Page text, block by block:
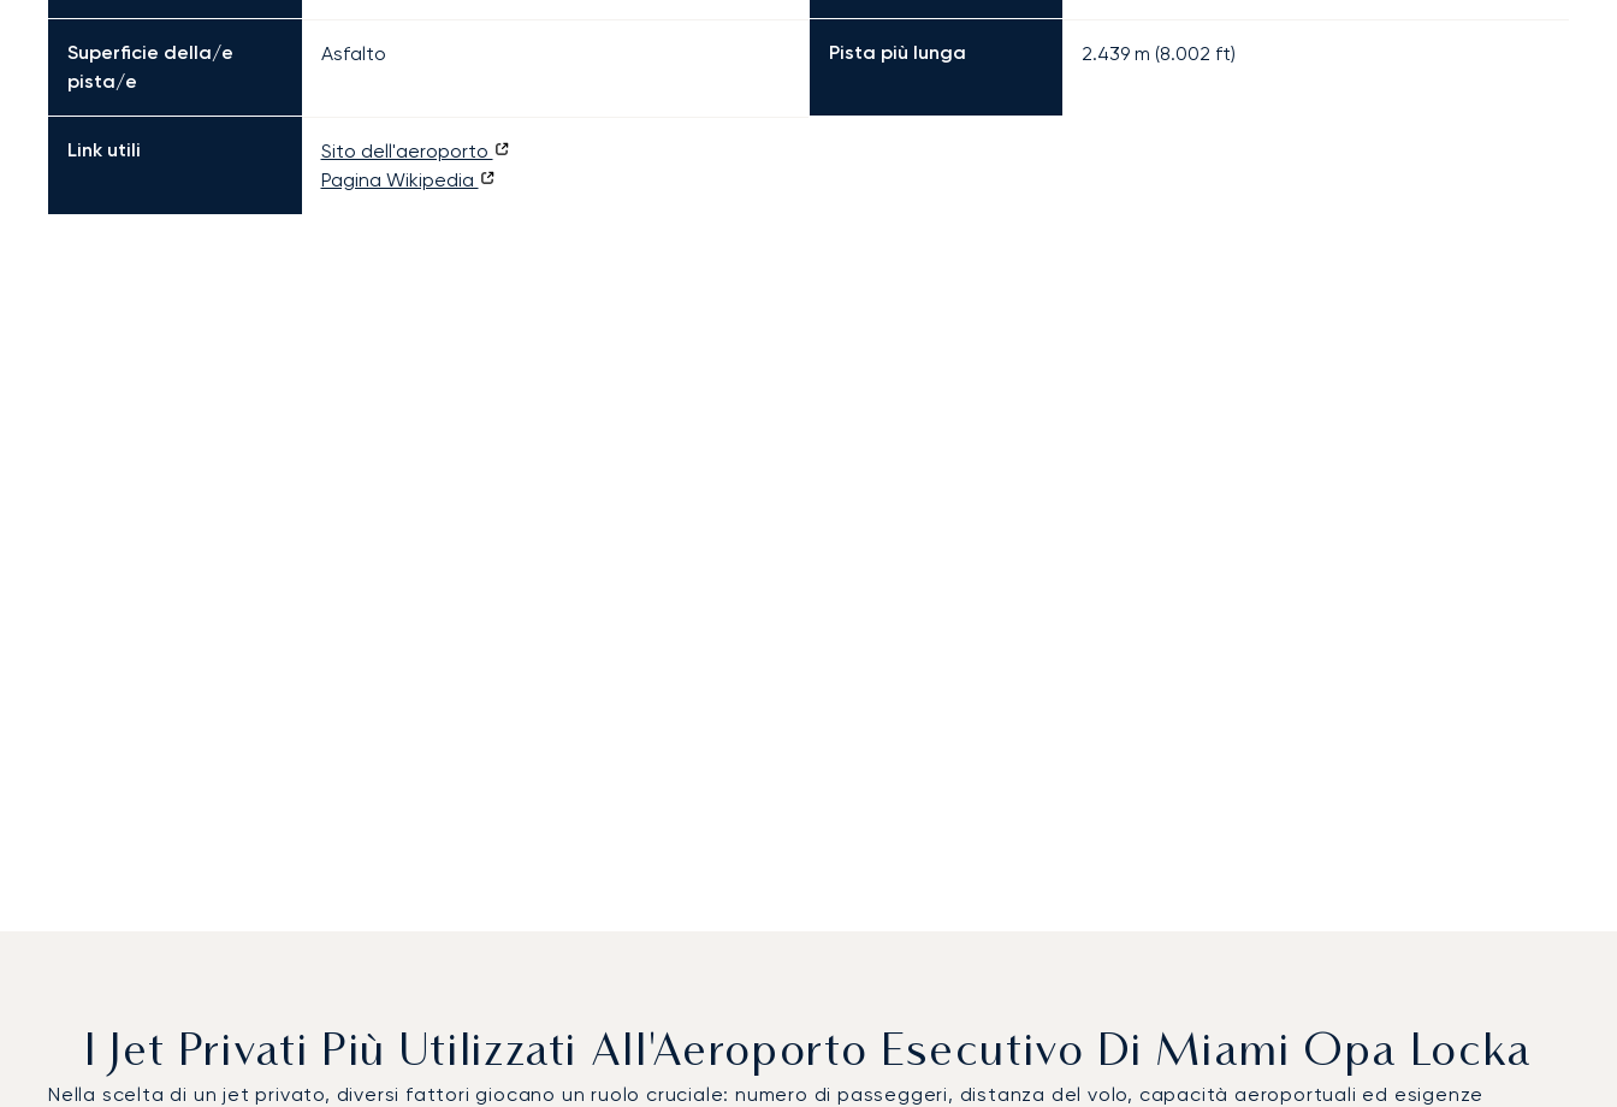
Superficie della/e
pista/e
Asfalto Pista più lunga 2.439 m (8.002 ft)
Link utili
Sito dell'aeroporto
Pagina Wikipedia
I Jet Privati Più Utilizzati All'Aeroporto Esecutivo Di Miami Opa Locka
Nella scelta di un jet privato, diversi fattori giocano un ruolo cruciale: numero di passeggeri, distanza del volo, capacità aeroportuali ed esigenze